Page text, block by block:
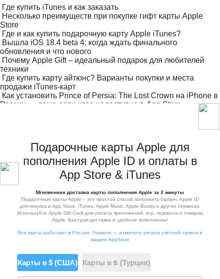
Где купить iTunes и как заказать
Несколько преимуществ при покупке гифт карты Apple
Store
Где и как купить подарочную карту Apple iTunes?
Вышла iOS 18.4 beta 4: когда ждать финального
обновления и что нового
Почему Apple Gift – идеальный подарок для любителей
техники
Где купить карту айтюнс? Варианты покупки и места
продажи iTunes-карт
Как установить Prince of Persia: The Lost Crown на iPhone в
России — даже если игра недоступна в App Store
Подарочные карты Apple для
пополнения Apple ID и оплаты в
App Store & iTunes
Мгновенная доставка карты пополнения Apple за 2 минуты
Подарочные карты Apple – это простой способ пополнить баланс Apple ID
для покупок в App Store, iTunes, Apple Music, Apple Books и других сервисах.
Используйте Apple Gift Card для оплаты приложений, игр, подписок и товаров
Apple. Быстрая доставка и удобное пополнение!
Все карты работают в России. Главное — изменить регион учётной записи в
вашем AppStore
Карты в $ (США) Карты в ₺ (Турция)